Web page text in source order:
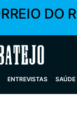
DO
ENTREVISTAS SAÚDE